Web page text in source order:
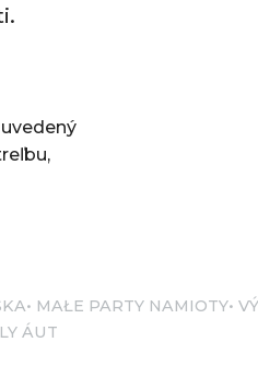
MAŁE PARTY NAMIOTY
ÁUT